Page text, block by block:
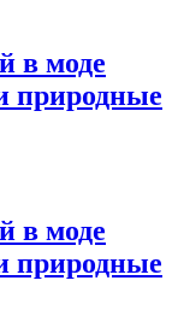
в моде
природные
в моде
природные